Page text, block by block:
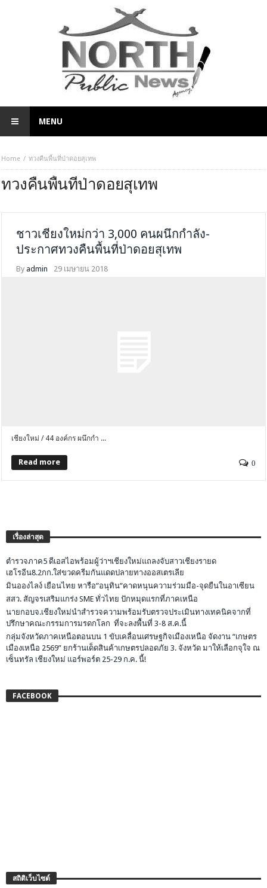
MENU
Home ทวงคืนพื้นที่ป่าดอยสุเทพ
ทวงคืนพื้นที่ป่าดอยสุเทพ
ชาวเชียงใหม่กว่า 3,000 คนผนึกกำลัง-
ประกาศทวงคืนพื้นที่ป่าดอยสุเทพ
By admin 29 เมษายน 2018
เชียงใหม่ / 44 องค์กร ผนึกกำ ...
Read more 0
เรื่องล่าสุด
ตำรวจภาค5 ดีเอสไอพร้อมผู้ว่าฯเชียงใหม่แถลงจับสาวเชียงรายด
เฮโรอีน8.2กก.ใส่ขวดครีมกันแดดปลายทางออสเตรเลีย
มินอองไลง์ เยือนไทย หารือ”อนุทิน”คาดหนุนความร่วมมือ-จุดยืนในอาเซียน
สสว. สัญจรเสริมแกร่ง SME ทั่วไทย ปักหมุดแรกที่ภาคเหนือ
นายกอบจ.เชียงใหม่นำสำรวจความพร้อมรับตรวจประเมินทางเทคนิคจากที่
ปรึกษาคณะกรรมการมรดกโลก ที่จะลงพื้นที่ 3-8 ส.ค.นี้
กลุ่มจังหวัดภาคเหนือตอนบน 1 ขับเคลื่อนเศรษฐกิจเมืองเหนือ จัดงาน “เกษตร
เมืองเหนือ 2569” ยกร้านเด็ดสินค้าเกษตรปลอดภัย 3. จังหวัด มาให้เลือกจุใจ ณ
เซ็นทรัล เชียงใหม่ แอร์พอร์ต 25-29 ก.ค. นี้!
FACEBOOK
สถิติเว็บไซต์